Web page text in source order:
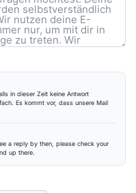
in dieser Zeit keine Antwort
Es kommt vor, dass unsere Mail
a reply by then, please check your
up there.